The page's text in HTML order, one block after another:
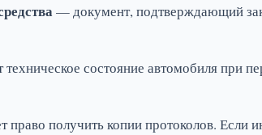
— документ, подтверждающий
состояние автомобиля при
право получить копии протоколов. Если